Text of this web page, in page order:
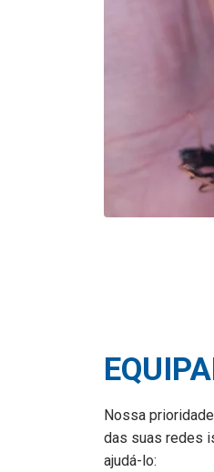
Nossa
das suas redes
ajudá-lo: